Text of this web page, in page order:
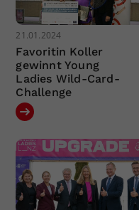
21.01.2024
Favoritin Koller
gewinnt Young
Ladies Wild-Card-
Challenge